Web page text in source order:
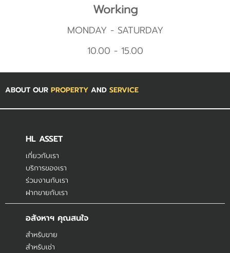
Working
MONDAY - SATURDAY
10.00 - 15.00
ABOUT OUR PROPERTY AND SERVICE
HL ASSET
เกี่ยวกับเรา
บริการของเรา
ร่วมงานกับเรา
ฝากขายกับเรา
อสังหาฯ คุณสนใจ
สำหรับขาย
สำหรับเช่า